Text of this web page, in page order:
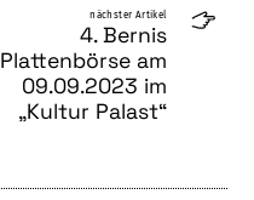
nächster Artikel
4. Bernis
Plattenbörse am
09.09.2023 im
„Kultur Palast“